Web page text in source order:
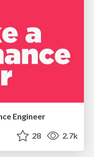
Engineer
28 2.7k